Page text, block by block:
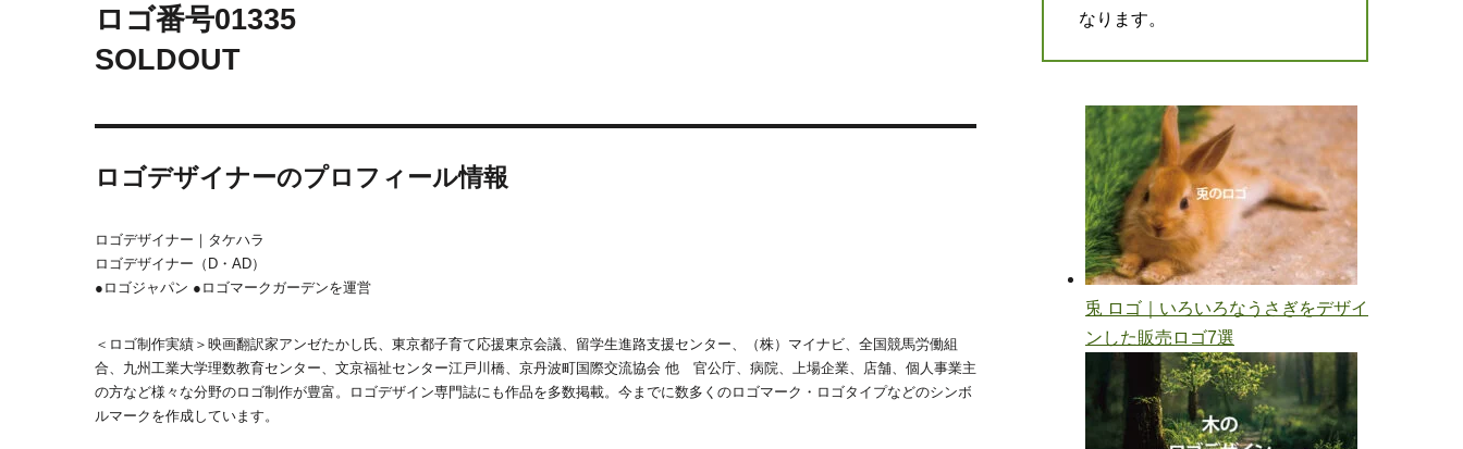
ロゴ番号01335
SOLDOUT
ロゴデザイナーのプロフィール情報
ロゴデザイナー｜タケハラ
ロゴデザイナー（D・AD）
●ロゴジャパン ●ロゴマークガーデンを運営
＜ロゴ制作実績＞映画翻訳家アンゼたかし氏、東京都子育て応援東京会議、留学生進路支援センター、（株）マイナビ、全国競馬労働組
合、九州工業大学理数教育センター、文京福祉センター江戸川橋、京丹波町国際交流協会 他 官公庁、病院、上場企業、店舗、個人事業主
の方など様々な分野のロゴ制作が豊富。ロゴデザイン専門誌にも作品を多数掲載。今までに数多くのロゴマーク・ロゴタイプなどのシンボ
ルマークを作成しています。
なります。